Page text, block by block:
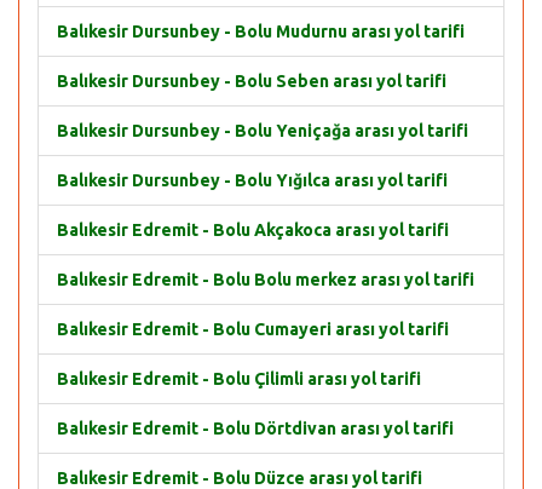
Balıkesir Dursunbey - Bolu Mudurnu arası yol tarifi
Balıkesir Dursunbey - Bolu Seben arası yol tarifi
Balıkesir Dursunbey - Bolu Yeniçağa arası yol tarifi
Balıkesir Dursunbey - Bolu Yığılca arası yol tarifi
Balıkesir Edremit - Bolu Akçakoca arası yol tarifi
Balıkesir Edremit - Bolu Bolu merkez arası yol tarifi
Balıkesir Edremit - Bolu Cumayeri arası yol tarifi
Balıkesir Edremit - Bolu Çilimli arası yol tarifi
Balıkesir Edremit - Bolu Dörtdivan arası yol tarifi
Balıkesir Edremit - Bolu Düzce arası yol tarifi